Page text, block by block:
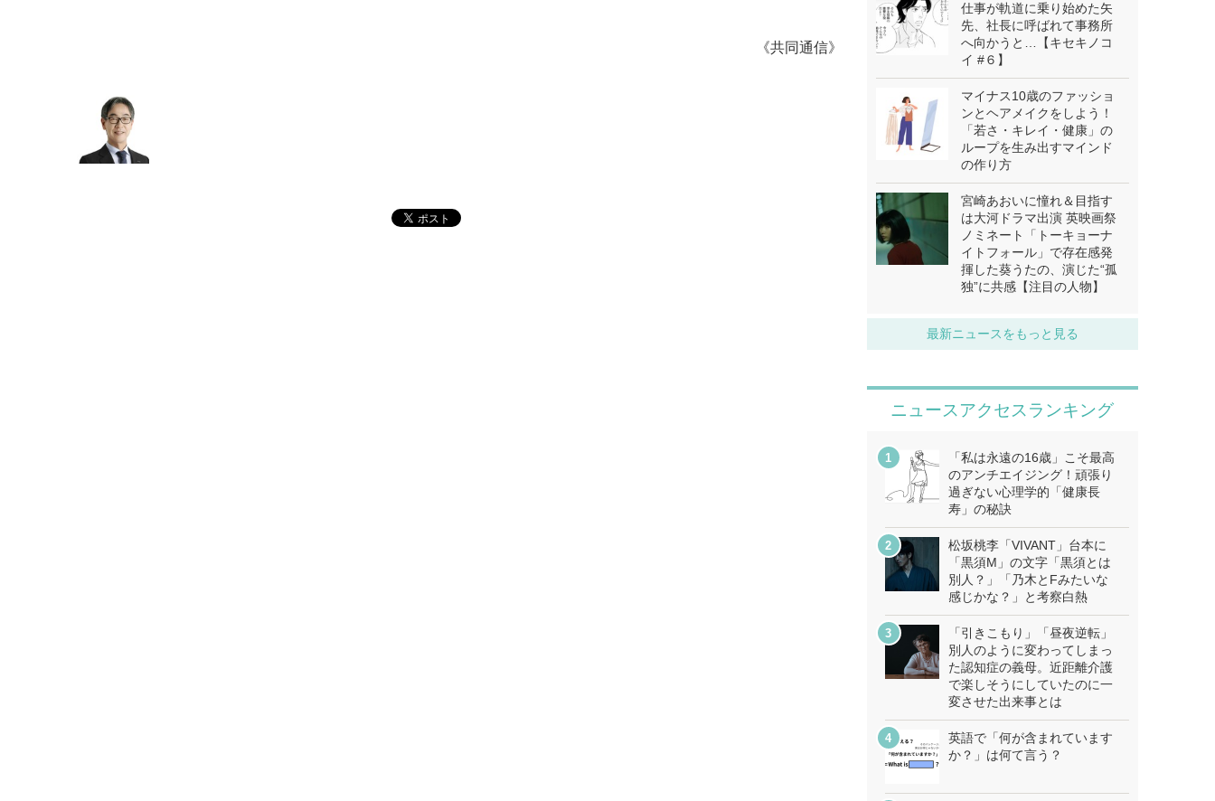
《共同通信》
仕事が軌道に乗り始めた矢
先、社長に呼ばれて事務所
へ向かうと…【キセキノコ
イ #６】
マイナス10歳のファッショ
ンとヘアメイクをしよう！
「若さ・キレイ・健康」の
ループを生み出すマインド
の作り方
宮崎あおいに憧れ＆目指す
は大河ドラマ出演 英映画祭
ノミネート「トーキョーナ
イトフォール」で存在感発
揮した葵うたの、演じた“孤
独”に共感【注目の人物】
最新ニュースをもっと見る
ニュースアクセスランキング
「私は永遠の16歳」こそ最高
のアンチエイジング！頑張り
過ぎない心理学的「健康長
寿」の秘訣
松坂桃李「VIVANT」台本に
「黒須M」の文字「黒須とは
別人？」「乃木とFみたいな
感じかな？」と考察白熱
「引きこもり」「昼夜逆転」
別人のように変わってしまっ
た認知症の義母。近距離介護
で楽しそうにしていたのに一
変させた出来事とは
英語で「何が含まれています
か？」は何て言う？